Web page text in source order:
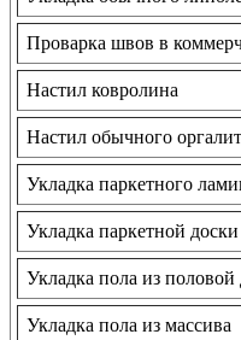
Проварка швов в
Настил ковролина
Настил обычного
Укладка паркетного
Укладка паркетной доски
Укладка пола из половой
Укладка пола из массива